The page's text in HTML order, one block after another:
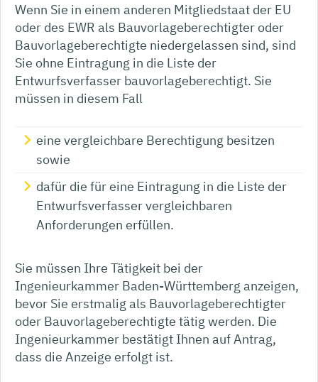
Wenn Sie in einem anderen Mitgliedstaat der EU
oder des EWR als Bauvorlageberechtigter oder
Bauvorlageberechtigte niedergelassen sind, sind
Sie ohne Eintragung in die Liste der
Entwurfsverfasser bauvorlageberechtigt. Sie
müssen in diesem Fall
eine vergleichbare Berechtigung besitzen
sowie
dafür die für eine Eintragung in die Liste der
Entwurfsverfasser vergleichbaren
Anforderungen erfüllen.
Sie müssen Ihre Tätigkeit bei der
Ingenieurkammer Baden-Württemberg anzeigen,
bevor Sie erstmalig als Bauvorlageberechtigter
oder Bauvorlageberechtigte tätig werden. Die
Ingenieurkammer bestätigt Ihnen auf Antrag,
dass die Anzeige erfolgt ist.